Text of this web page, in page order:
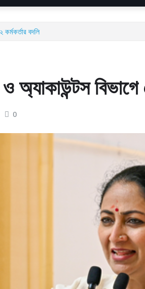
কর্মকর্তার বদলি
অ্যাকাউন্টস
0